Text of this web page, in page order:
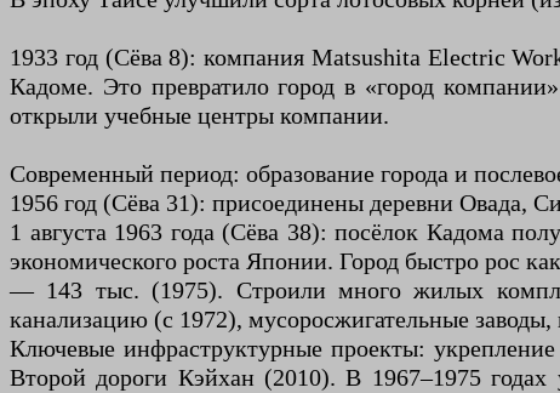
1933 год (Сёва 8): компания Matsushita Electric
Кадоме. Это превратило город в «город
открыли учебные центры компании.
Современный период: образование города и
1956 год (Сёва 31): присоединены деревни
1 августа 1963 года (Сёва 38): посёлок Кадома
экономического роста Японии. Город быстро рос
— 143 тыс. (1975). Строили много жилых
канализацию (с 1972), мусоросжигательные заводы,
Ключевые инфраструктурные проекты:
Второй дороги Кэйхан (2010). В 1967–1975